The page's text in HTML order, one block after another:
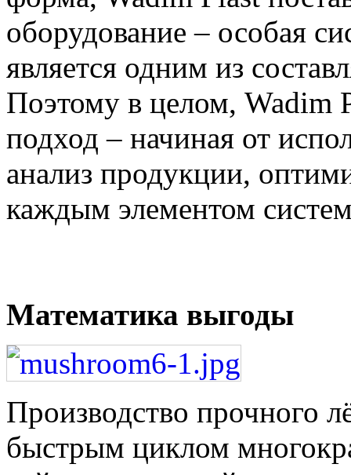
оборудование – особая
является одним из
Поэтому в целом, Wadim
подход – начиная от
анализ продукции,
каждым элементом
Математика выгоды
Производство прочного
быстрым циклом